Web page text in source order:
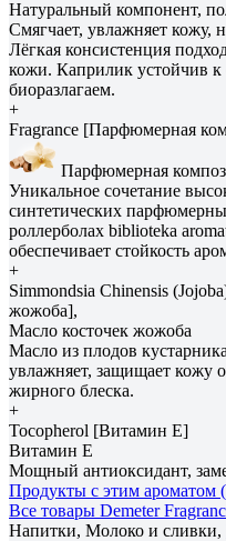
Натуральный компонент,
Смягчает, увлажняет кожу,
Лёгкая консистенция
кожи. Каприлик устойчив
биоразлагаем.
+
Fragrance [Парфюмерная
Парфюмерная
Уникальное сочетание
синтетических
роллерболах biblioteka
обеспечивает стойкость
+
Simmondsia Сhinensis
жожоба],
Масло косточек жожоба
Масло из плодов
увлажняет, защищает кожу
жирного блеска.
+
Tocopherol [Витамин E]
Витамин E
Мощный антиоксидант,
Продукты с этим ароматом
Все товары Demeter
Напитки, Молоко и сливки,